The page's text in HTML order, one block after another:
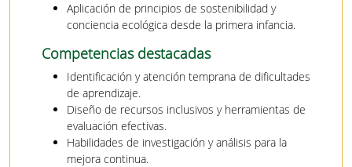
Aplicación de principios de sostenibilidad y
conciencia ecológica desde la primera infancia.
Competencias destacadas
Identificación y atención temprana de dificultades
de aprendizaje.
Diseño de recursos inclusivos y herramientas de
evaluación efectivas.
Habilidades de investigación y análisis para la
mejora continua.